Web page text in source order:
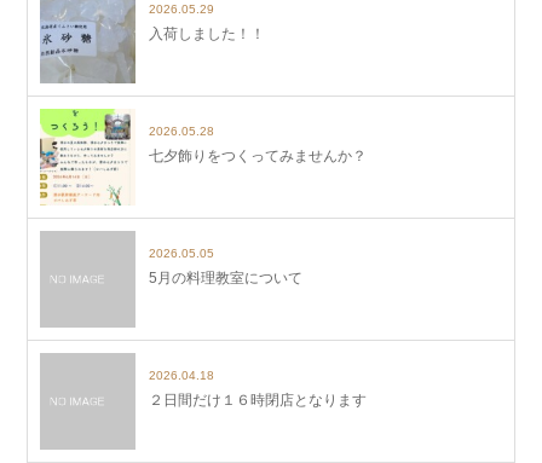
2026.05.29
入荷しました！！
2026.05.28
七夕飾りをつくってみませんか？
2026.05.05
5月の料理教室について
2026.04.18
２日間だけ１６時閉店となります